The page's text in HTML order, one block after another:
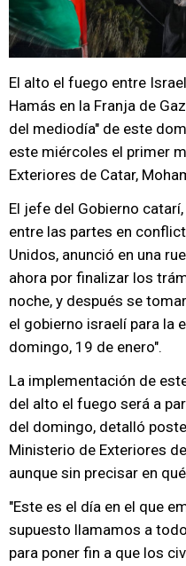
El alto el fuego entre
Hamás en la Franja de
del mediodía" de este
este miércoles el primer
Exteriores de Catar,
El jefe del Gobierno
entre las partes en
Unidos, anunció en una
ahora por finalizar los
noche, y después se
el gobierno israelí para la
domingo, 19 de enero".
La implementación de
del alto el fuego será a
del domingo, detalló
Ministerio de Exteriores
aunque sin precisar en
"Este es el día en el que
supuesto llamamos a
para poner fin a que los